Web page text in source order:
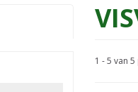
1 - 5 van